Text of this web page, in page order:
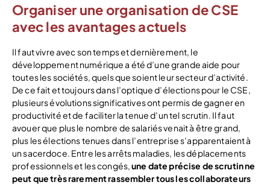
Organiser une organisation de CSE
avec les avantages actuels
Il faut vivre avec son temps et dernièrement, le
développement numérique a été d’une grande aide pour
toutes les sociétés, quels que soient leur secteur d’activité.
De ce fait et toujours dans l’optique d’élections pour le CSE,
plusieurs évolutions significatives ont permis de gagner en
productivité et de faciliter la tenue d’un tel scrutin. Il faut
avouer que plus le nombre de salariés venait à être grand,
plus les élections tenues dans l’entreprise s’apparentaient à
un sacerdoce. Entre les arrêts maladies, les déplacements
professionnels et les congés,une date précise de scrutin ne
peut que très rarement rassembler tous les collaborateurs